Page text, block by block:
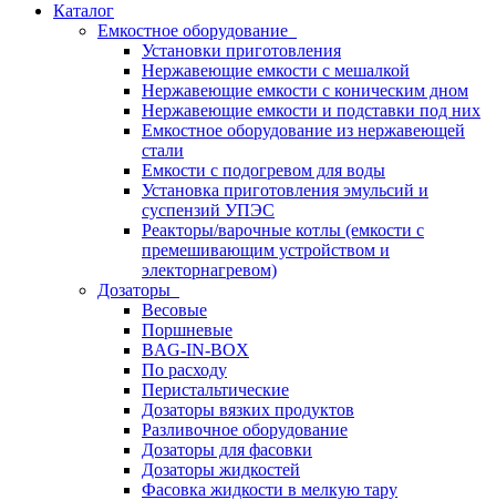
Каталог
Емкостное оборудование
Установки приготовления
Нержавеющие емкости с мешалкой
Нержавеющие емкости с коническим дном
Нержавеющие емкости и подставки под них
Емкостное оборудование из нержавеющей
стали
Емкости с подогревом для воды
Установка приготовления эмульсий и
суспензий УПЭС
Реакторы/варочные котлы (емкости с
премешивающим устройством и
электорнагревом)
Дозаторы
Весовые
Поршневые
BAG-IN-BOX
По расходу
Перистальтические
Дозаторы вязких продуктов
Разливочное оборудование
Дозаторы для фасовки
Дозаторы жидкостей
Фасовка жидкости в мелкую тару